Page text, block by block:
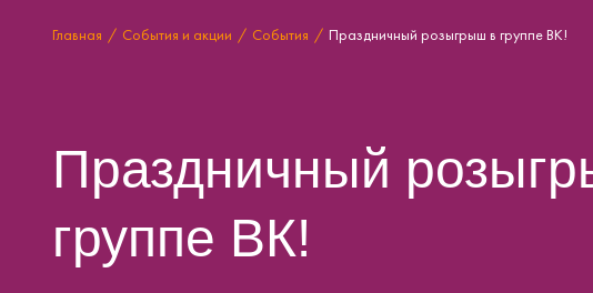
Главная События и акции События Праздничный розыгрыш в группе ВК!
Праздничный
группе ВК!